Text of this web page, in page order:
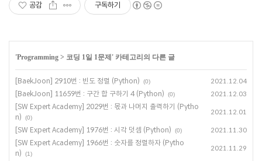
공감 구독하기
'Programming > 코딩 1일 1문제 ' 카테고리의 다른 글
[BaekJoon] 2910번 : 빈도 정렬 (Python) (0) 2021.12.04
[BaekJoon] 11659번 : 구간 합 구하기 4 (Python) (0) 2021.12.03
[SW Expert Academy] 2029번 : 몫과 나머지 출력하기 (Pytho
n)
(0)
2021.12.01
[SW Expert Academy] 1976번 : 시각 덧셈 (Python) (0) 2021.11.30
[SW Expert Academy] 1966번 : 숫자를 정렬하자 (Pytho
n)
(1)
2021.11.29